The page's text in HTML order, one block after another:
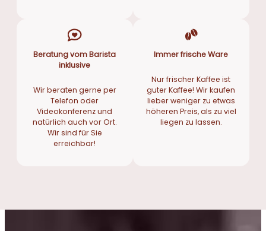
Beratung vom Barista
inklusive
Wir beraten gerne per
Telefon oder
Videokonferenz und
natürlich auch vor Ort.
Wir sind für Sie
erreichbar!
Immer frische Ware
Nur frischer Kaffee ist
guter Kaffee! Wir kaufen
lieber weniger zu etwas
höheren Preis, als zu viel
liegen zu lassen.